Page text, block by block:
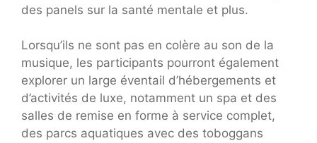
des panels sur la santé mentale et plus.
Lorsqu’ils ne sont pas en colère au son de la
musique, les participants pourront également
explorer un large éventail d’hébergements et
d’activités de luxe, notamment un spa et des
salles de remise en forme à service complet,
des parcs aquatiques avec des toboggans